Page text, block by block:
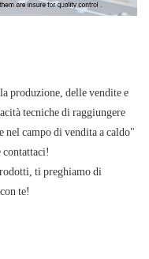
produzione, delle vendite e
tecniche di raggiungere
campo di vendita a caldo"
ti preghiamo di
te!